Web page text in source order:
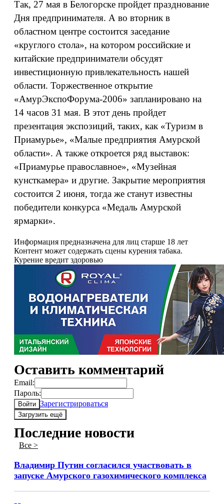
Так, 27 мая в Белогорске пройдет празднование
Дня предпринимателя. А во вторник в
областном центре состоится заседание
«круглого стола», на котором российские и
китайские предприниматели обсудят
инвестиционную привлекательность нашей
области. Торжественное открытие
«АмурЭкспоФорума-2006» запланировано на
14 часов 31 мая. В этот день пройдет
презентация экспозиций, таких, как «Туризм в
Приамурье», «Малые предприятия Амурской
области». А также откроется ряд выставок:
«Приамурье православное», «Музейная
кунсткамера» и другие. Закрытие мероприятия
состоится 2 июня, тогда же станут известны
победители конкурса «Медаль Амурской
ярмарки».
Информация предназначена для лиц старше 18 лет
Контент может содержать сцены курения табака.
Курение вредит здоровью
Оставить комментарий
Email:
Пароль:
Войти Зарегистрироваться
Загрузить ещё
Последние новости
Все >
Владимир Путин согласился участвовать в
запуске Амурского газохимического комплекса